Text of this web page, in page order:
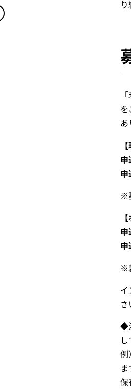
を
あ
申
※
申
※
イ
さ
◆
例
ま
保